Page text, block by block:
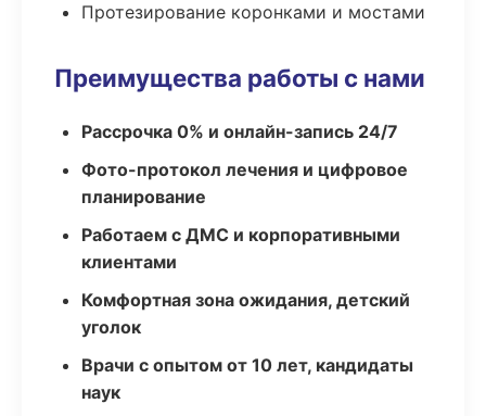
Протезирование коронками и мостами
Преимущества работы с нами
Рассрочка 0% и онлайн-запись 24/7
Фото-протокол лечения и цифровое
планирование
Работаем с ДМС и корпоративными
клиентами
Комфортная зона ожидания, детский
уголок
Врачи с опытом от 10 лет, кандидаты
наук